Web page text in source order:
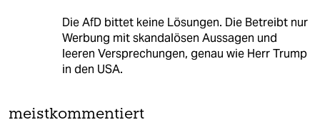
Die AfD bittet keine Lösungen. Die Betreibt nur
Werbung mit skandalösen Aussagen und
leeren Versprechungen, genau wie Herr Trump
in den USA.
meistkommentiert